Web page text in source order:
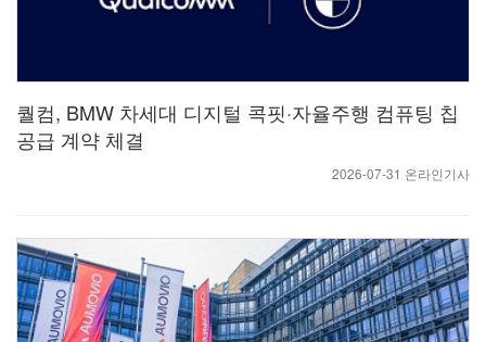
퀄컴, BMW 차세대 디지털 콕핏·자율주행 컴퓨팅 칩
공급 계약 체결
2026-07-31 온라인기사